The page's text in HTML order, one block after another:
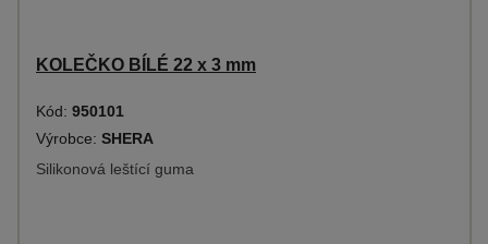
KOLEČKO BÍLÉ 22 x 3 mm
Kód: 950101
Výrobce: SHERA
Silikonová leštící guma